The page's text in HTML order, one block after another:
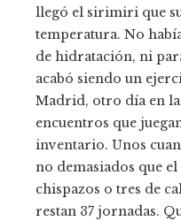
llegó el sirimiri que
temperatura. No
de hidratación, ni
acabó siendo un
Madrid, otro día en
encuentros que
inventario. Unos
no demasiados que
chispazos o tres de
restan 37 jornadas.